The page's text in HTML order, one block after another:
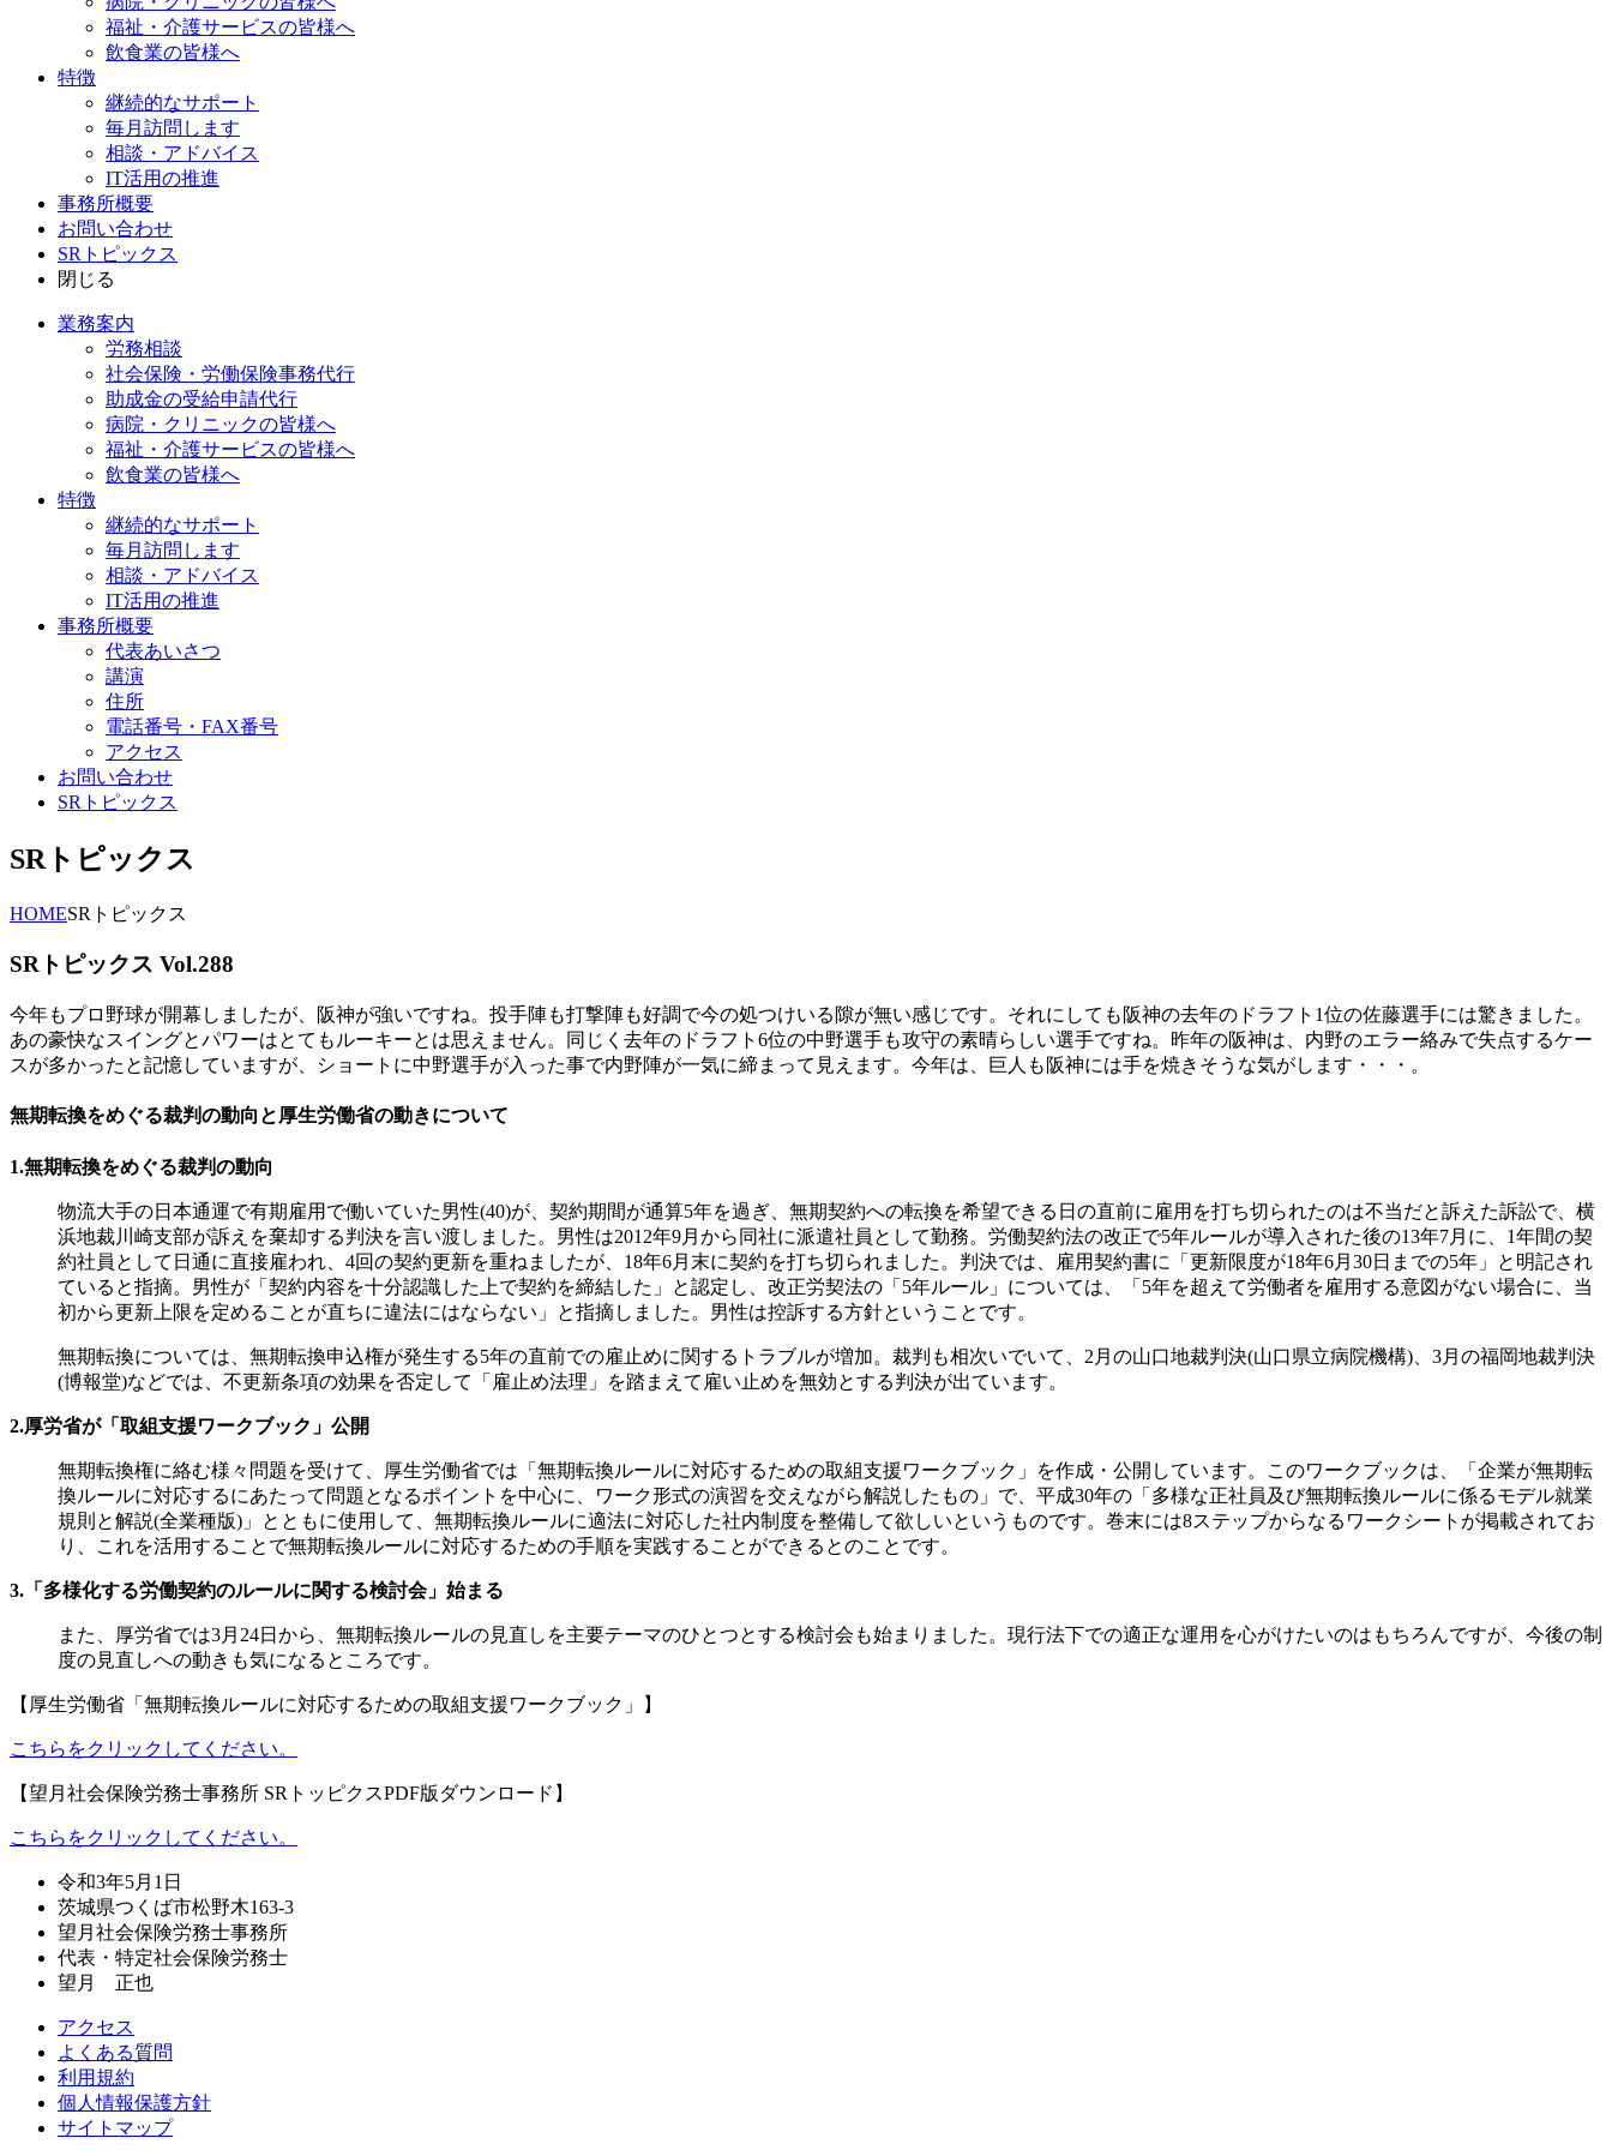
福祉・介護サービスの皆様へ
飲食業の皆様へ
特徴
継続的なサポート
毎月訪問します
相談・アドバイス
IT活用の推進
事務所概要
お問い合わせ
SRトピックス
閉じる
業務案内
労務相談
社会保険・労働保険事務代行
助成金の受給申請代行
病院・クリニックの皆様へ
福祉・介護サービスの皆様へ
飲食業の皆様へ
特徴
継続的なサポート
毎月訪問します
相談・アドバイス
IT活用の推進
事務所概要
代表あいさつ
講演
住所
電話番号・FAX番号
アクセス
お問い合わせ
SRトピックス
SRトピックス
HOMESRトピックス
SRトピックス Vol.288
今年もプロ野球が開幕しましたが、阪神が強いですね。投手陣も打撃陣も好調で今の処つけいる隙が無い感じです。それにしても阪神の去年のドラフト1位の佐藤選手には驚きました。
あの豪快なスイングとパワーはとてもルーキーとは思えません。同じく去年のドラフト6位の中野選手も攻守の素晴らしい選手ですね。昨年の阪神は、内野のエラー絡みで失点するケー
スが多かったと記憶していますが、ショートに中野選手が入った事で内野陣が一気に締まって見えます。今年は、巨人も阪神には手を焼きそうな気がします・・・。
無期転換をめぐる裁判の動向と厚生労働省の動きについて
1.無期転換をめぐる裁判の動向
物流大手の日本通運で有期雇用で働いていた男性(40)が、契約期間が通算5年を過ぎ、無期契約への転換を希望できる日の直前に雇用を打ち切られたのは不当だと訴えた訴訟で、横
浜地裁川崎支部が訴えを棄却する判決を言い渡しました。 男性は2012年9月から同社に派遣社員として勤務。労働契約法の改正で5年ルールが導入された後の13年7月に、1年間の契
約社員として日通に直接雇われ、4回の契約更新を重ねましたが、18年6月末に契約を打ち切られました。 判決では、雇用契約書に「更新限度が18年6月30日までの5年」と明記され
ていると指摘。男性が「契約内容を十分認識した上で契約を締結した」と認定し、改正労契法の「5年ルール」については、「5年を超えて労働者を雇用する意図がない場合に、当
初から更新上限を定めることが直ちに違法にはならない」と指摘しました。 男性は控訴する方針ということです。
無期転換については、無期転換申込権が発生する5年の直前での雇止めに関するトラブルが増加。裁判も相次いでいて、2月の山口地裁判決(山口県立病院機構)、3月の福岡地裁判決
(博報堂)などでは、不更新条項の効果を否定して「雇止め法理」を踏まえて雇い止めを無効とする判決が出ています。
2.厚労省が「取組支援ワークブック」公開
無期転換権に絡む様々問題を受けて、厚生労働省では「無期転換ルールに対応するための取組支援ワークブック」を作成・公開しています。このワークブックは、「企業が無期転
換ルールに対応するにあたって問題となるポイントを中心に、ワーク形式の演習を交えながら解説したもの」で、平成30年の「多様な正社員及び無期転換ルールに係るモデル就業
規則と解説(全業種版)」とともに使用して、無期転換ルールに適法に対応した社内制度を整備して欲しいというものです。巻末には8ステップからなるワークシートが掲載されてお
り、これを活用することで無期転換ルールに対応するための手順を実践することができるとのことです。
3.「多様化する労働契約のルールに関する検討会」始まる
また、
厚労省では3月24日から、無期転換ルールの見直しを主要テーマのひとつとする検討会も始まりました。現行法下での適正な運用を心がけたいのはもちろんですが、今後の制
度の見直しへの動きも気になるところです。
【厚生労働省「無期転換ルールに対応するための取組支援ワークブック」】
こちらをクリックしてください。
【望月社会保険労務士事務所 SRトッピクスPDF版ダウンロード】
こちらをクリックしてください。
令和3年5月1日
茨城県つくば市松野木163-3
望月社会保険労務士事務所
代表・特定社会保険労務士
望月 正也
アクセス
よくある質問
利用規約
個人情報保護方針
サイトマップ